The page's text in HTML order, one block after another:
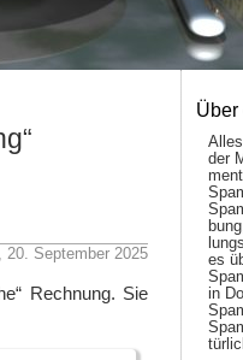
20. September 2025
Rechnung. Sie
Über
der
es
in